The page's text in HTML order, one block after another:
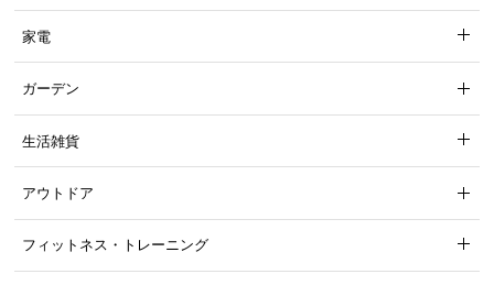
家電
ガーデン
生活雑貨
アウトドア
フィットネス・トレーニング